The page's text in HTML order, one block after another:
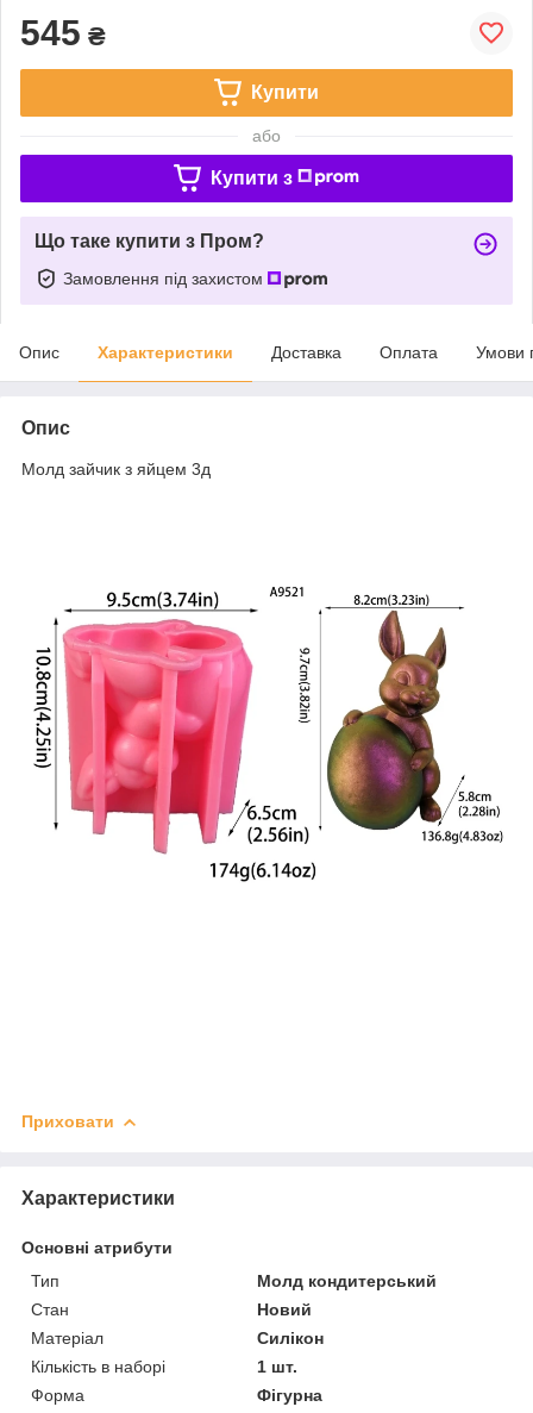
545 ₴
Купити
або
Купити з
Що таке купити з Пром?
Замовлення під захистом
Опис Характеристики Доставка Оплата Умови
Опис
Молд зайчик з яйцем 3д
Приховати
Характеристики
Основні атрибути
Тип
Молд кондитерський
Стан
Новий
Матеріал
Силікон
Кількість в наборі
1 шт.
Форма
Фігурна